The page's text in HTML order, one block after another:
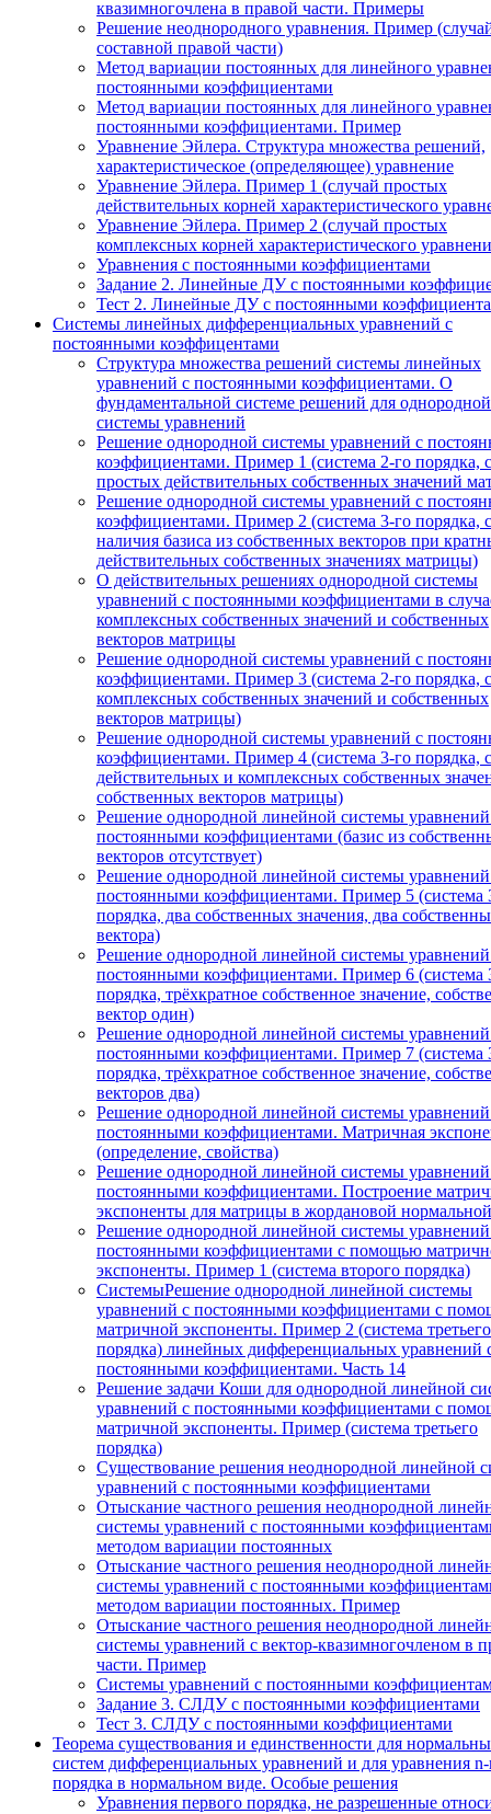
квазимногочлена в правой части. Примеры
Решение неоднородного уравнения. Пример
составной правой части)
Метод вариации постоянных для линейного
постоянными коэффициентами
Метод вариации постоянных для линейного
постоянными коэффициентами. Пример
Уравнение Эйлера. Структура множества решений,
характеристическое (определяющее) уравнение
Уравнение Эйлера. Пример 1 (случай простых
действительных корней характеристического
Уравнение Эйлера. Пример 2 (случай простых
комплексных корней характеристического
Уравнения с постоянными коэффициентами
Задание 2. Линейные ДУ с постоянными
Тест 2. Линейные ДУ с постоянными
Системы линейных дифференциальных уравнений с
постоянными коэффицентами
Структура множества решений системы линейных
уравнений с постоянными коэффициентами. О
фундаментальной системе решений для однородной
системы уравнений
Решение однородной системы уравнений с
коэффициентами. Пример 1 (система 2-го порядка,
простых действительных собственных значений
Решение однородной системы уравнений с
коэффициентами. Пример 2 (система 3-го порядка,
наличия базиса из собственных векторов при
действительных собственных значениях матрицы)
О действительных решениях однородной системы
уравнений с постоянными коэффициентами в
комплексных собственных значений и собственных
векторов матрицы
Решение однородной системы уравнений с
коэффициентами. Пример 3 (система 2-го порядка,
комплексных собственных значений и собственных
векторов матрицы)
Решение однородной системы уравнений с
коэффициентами. Пример 4 (система 3-го порядка,
действительных и комплексных собственных
собственных векторов матрицы)
Решение однородной линейной системы
постоянными коэффициентами (базис из
векторов отсутствует)
Решение однородной линейной системы
постоянными коэффициентами. Пример 5 (система
порядка, два собственных значения, два
вектора)
Решение однородной линейной системы
постоянными коэффициентами. Пример 6 (система
порядка, трёхкратное собственное значение,
вектор один)
Решение однородной линейной системы
постоянными коэффициентами. Пример 7 (система
порядка, трёхкратное собственное значение,
векторов два)
Решение однородной линейной системы
постоянными коэффициентами. Матричная
(определение, свойства)
Решение однородной линейной системы
постоянными коэффициентами. Построение
экспоненты для матрицы в жордановой
Решение однородной линейной системы
постоянными коэффициентами с помощью
экспоненты. Пример 1 (система второго порядка)
СистемыРешение однородной линейной системы
уравнений с постоянными коэффициентами с
матричной экспоненты. Пример 2 (система третьего
порядка) линейных дифференциальных уравнений
постоянными коэффициентами. Часть 14
Решение задачи Коши для однородной линейной
уравнений с постоянными коэффициентами с
матричной экспоненты. Пример (система третьего
порядка)
Существование решения неоднородной линейной
уравнений с постоянными коэффициентами
Отыскание частного решения неоднородной
системы уравнений с постоянными
методом вариации постоянных
Отыскание частного решения неоднородной
системы уравнений с постоянными
методом вариации постоянных. Пример
Отыскание частного решения неоднородной
системы уравнений с вектор-квазимногочленом в
части. Пример
Системы уравнений с постоянными
Задание 3. СЛДУ с постоянными коэффициентами
Тест 3. СЛДУ с постоянными коэффициентами
Теорема существования и единственности для
систем дифференциальных уравнений и для уравнения n-
порядка в нормальном виде. Особые решения
Уравнения первого порядка, не разрешенные